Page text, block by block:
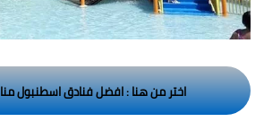
اختر من هنا : افضل فنادق اسطنبول مناسبة للعوائل